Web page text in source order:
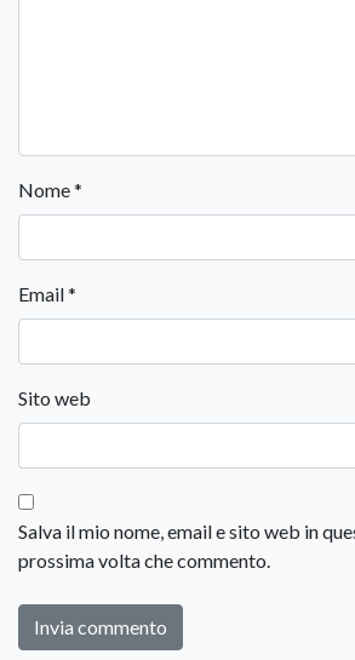
Nome*
Email*
Sito web
Salva il mio nome, email e sito web in
prossima volta che commento.